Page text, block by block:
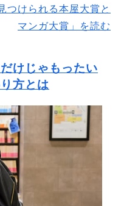
つけられる本屋大賞と
マンガ大賞」を読む
けじゃもったい
方とは